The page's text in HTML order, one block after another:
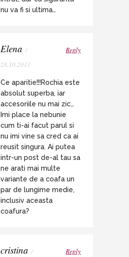
nu va fi si ultima…
Elena /
28.10.2011
Reply
Ce aparitie!!!Rochia este
absolut superba, iar
accesoriile nu mai zic…
Imi place la nebunie
cum ti-ai facut parul si
nu imi vine sa cred ca ai
reusit singura. Ai putea
intr-un post de-al tau sa
ne arati mai multe
variante de a coafa un
par de lungime medie,
inclusiv aceasta
coafura?
cristina /
Reply